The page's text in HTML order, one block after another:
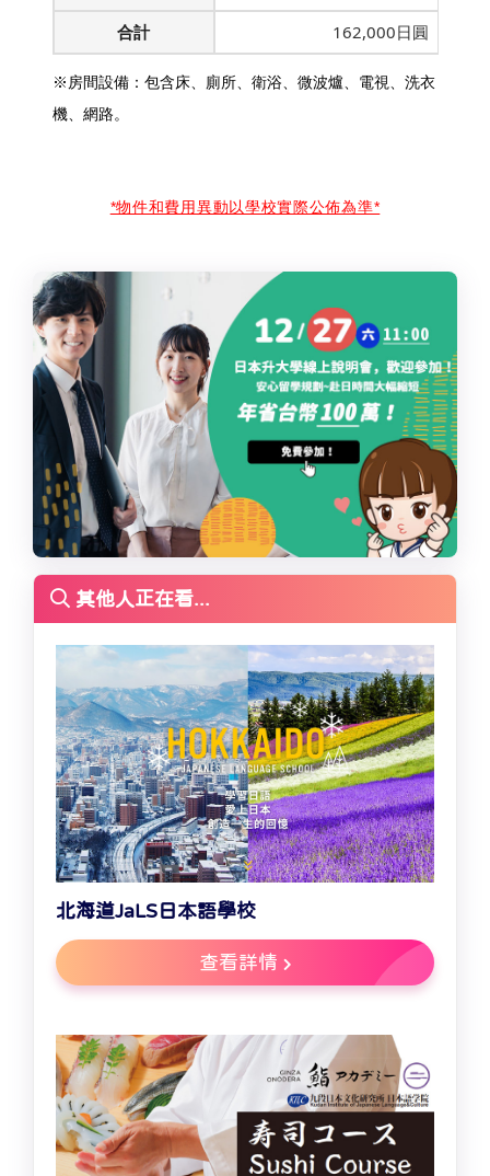
合計 162,000日圓
※房間設備：包含床、廁所、衛浴、微波爐、電視、洗衣
機、網路。
*物件和費用異動以學校實際公佈為準*
其他人正在看...
北海道JaLS日本語學校
查看詳情